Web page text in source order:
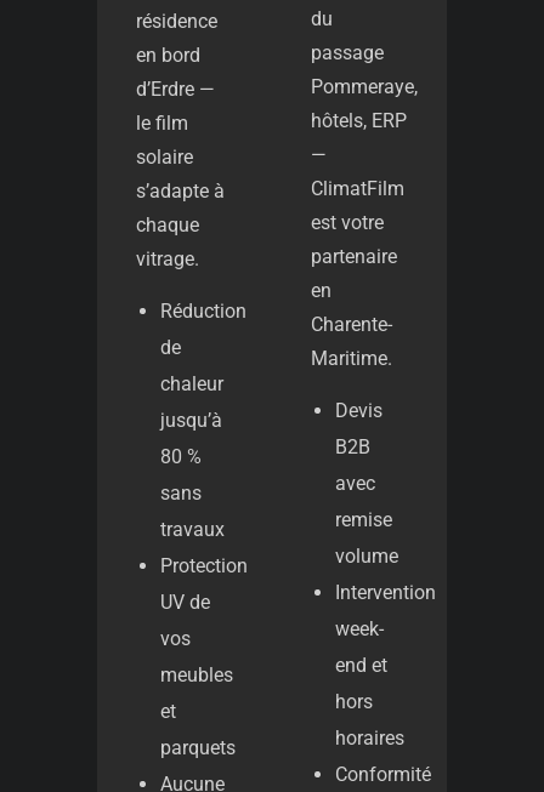
résidence
en bord
d’Erdre —
le film
solaire
s’adapte à
chaque
vitrage.
Réduction
de
chaleur
jusqu’à
80 %
sans
travaux
Protection
UV de
vos
meubles
et
parquets
Aucune
du
passage
Pommeraye,
hôtels, ERP
—
ClimatFilm
est votre
partenaire
en
Charente-
Maritime.
Devis
B2B
avec
remise
volume
Intervention
week-
end et
hors
horaires
Conformité